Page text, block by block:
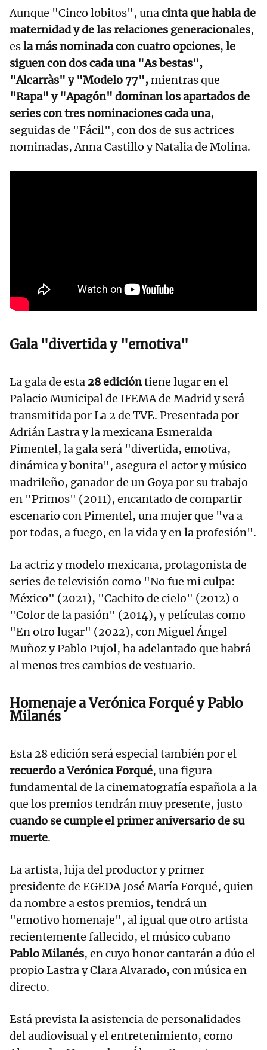
Aunque "Cinco lobitos", unacinta que habla de
maternidad y de las relaciones generacionales,
esla más nominada con cuatro opciones, le
siguen con dos cada una "As bestas",
"Alcarràs" y "Modelo 77",mientras que
"Rapa" y "Apagón" dominan los apartados de
series con tres nominaciones cada una,
seguidas de "Fácil", con dos de sus actrices
nominadas, Anna Castillo y Natalia de Molina.
Gala "divertida y "emotiva"
La gala de esta 28 edicióntiene lugar en el
Palacio Municipal de IFEMA de Madrid y será
transmitida por La 2 de TVE. Presentada por
Adrián Lastra y la mexicana Esmeralda
Pimentel, la gala será "divertida, emotiva,
dinámica y bonita", asegura el actor y músico
madrileño, ganador de un Goya por su trabajo
en "Primos" (2011), encantado de compartir
escenario con Pimentel, una mujer que "va a
por todas, a fuego, en la vida y en la profesión".
La actriz y modelo mexicana, protagonista de
series de televisión como "No fue mi culpa:
México" (2021), "Cachito de cielo" (2012) o
"Color de la pasión" (2014), y películas como
"En otro lugar" (2022), con Miguel Ángel
Muñoz y Pablo Pujol, ha adelantado que habrá
al menos tres cambios de vestuario.
Homenaje a Verónica Forqué y Pablo
Milanés
Esta 28 edición será especial también por el
recuerdo a Verónica Forqué, una figura
fundamental de la cinematografía española a la
que los premios tendrán muy presente, justo
cuando se cumple el primer aniversario de su
muerte.
La artista, hija del productor y primer
presidente de EGEDA José María Forqué, quien
da nombre a estos premios, tendrá un
"emotivo homenaje", al igual que otro artista
recientemente fallecido, el músico cubano
Pablo Milanés, en cuyo honor cantarán a dúo el
propio Lastra y Clara Alvarado, con música en
directo.
Está prevista la asistencia de personalidades
del audiovisual y el entretenimiento, como